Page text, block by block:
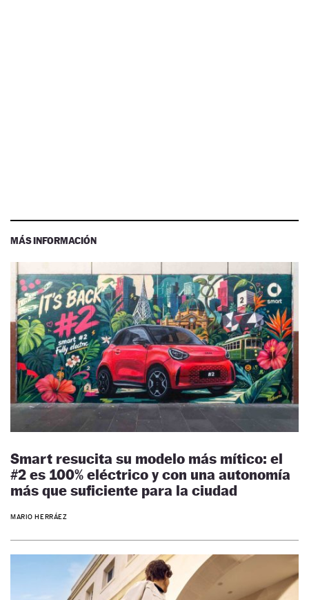
MÁS INFORMACIÓN
Smart resucita su modelo más mítico: el
#2 es 100% eléctrico y con una autonomía
más que suficiente para la ciudad
MARIO HERRÁEZ